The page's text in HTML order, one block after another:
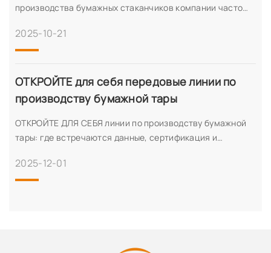
производства бумажных стаканчиков компании часто
долговечность и возможность индивидуальной
настройки, отвечающие их уникальным
условиях
2025-10-21
ОТКРОЙТЕ для себя передовые линии по
производству бумажной тары
ОТКРОЙТЕ ДЛЯ СЕБЯ линии по производству бумажной
тары: где встречаются данные, сертификация и
по производству бумажной тары, которая не только
выполняет обещания, но и обеспечивает
2025-12-01